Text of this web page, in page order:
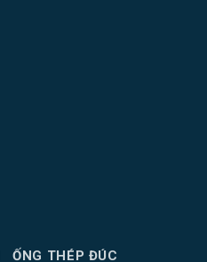
ỐNG THÉP ĐÚC